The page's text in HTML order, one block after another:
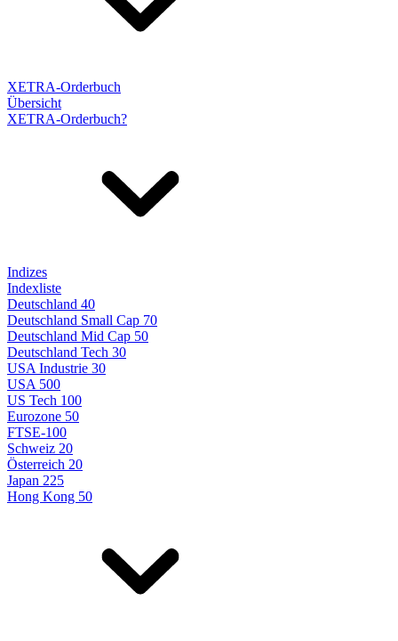
XETRA-Orderbuch
Übersicht
XETRA-Orderbuch?
Indizes
Indexliste
Deutschland 40
Deutschland Small Cap 70
Deutschland Mid Cap 50
Deutschland Tech 30
USA Industrie 30
USA 500
US Tech 100
Eurozone 50
FTSE-100
Schweiz 20
Österreich 20
Japan 225
Hong Kong 50